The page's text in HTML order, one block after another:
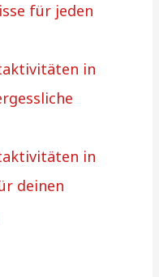
für jeden
in
in
deinen